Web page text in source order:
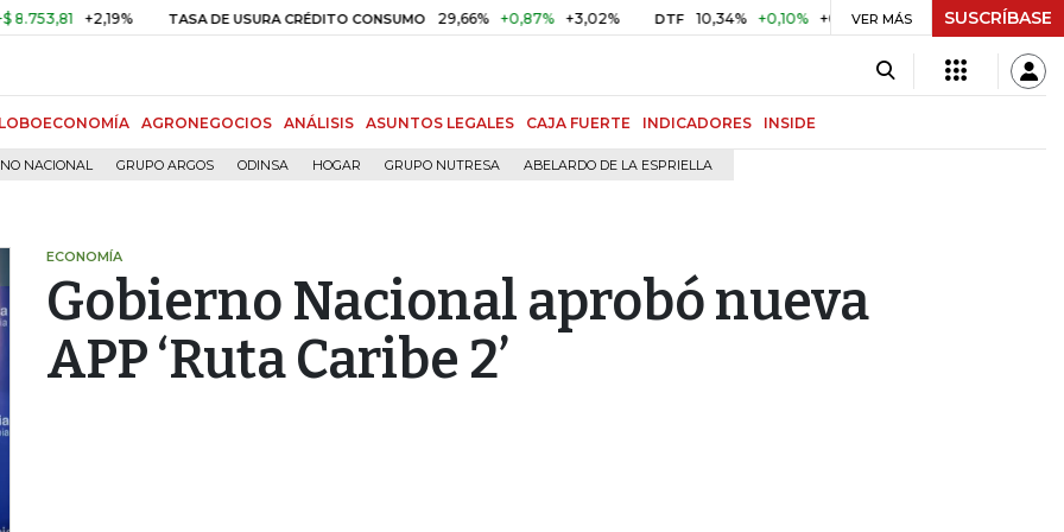
+2,19% TASA DE USURA CRÉDITO CONSUMO 29,66% +0,87% +3,02% DTF 10,34% +0,10% +0,98% UVR $ 416,91 +$ 0,05
VER MÁS SUSCRÍBASE
AGRONEGOCIOS ANÁLISIS ASUNTOS LEGALES CAJA FUERTE INDICADORES INSIDE
NACIONAL GRUPO ARGOS ODINSA HOGAR GRUPO NUTRESA ABELARDO DE LA ESPRIELLA
ECONOMÍA
Gobierno Nacional aprobó nueva
APP ‘Ruta Caribe 2’